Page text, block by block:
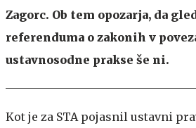
Zagorc. Ob tem opozarja, da
referenduma o zakonih v
ustavnosodne prakse še ni.
Kot je za STA pojasnil ustavni